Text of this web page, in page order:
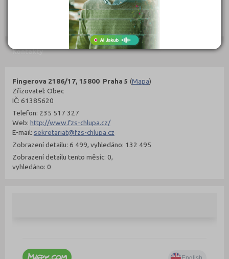
299 Kč
Objednat
Kontakty
Fingerova 2186/17, 15800 Praha 5 (Mapa)
Zřizovatel: Obec
IČ: 61385620
Telefon: 235 517 327
Web: http://www.fzs-chlupa.cz/
E-mail: sekretariat@fzs-chlupa.cz
Zobrazení detailu: 6 499, vyhledáno: 132 495
Zobrazení detailu tento měsíc: 0,
vyhledáno: 0